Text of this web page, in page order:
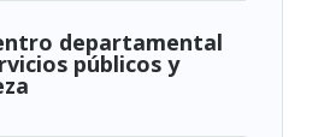
departamental
públicos y